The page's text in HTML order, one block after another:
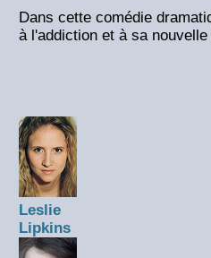
Dans cette comédie
à l'addiction et à sa
Leslie
Lipkins